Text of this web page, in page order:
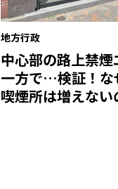
地方行政
中心部の路上禁
一方で…検証！な
喫煙所は増えない